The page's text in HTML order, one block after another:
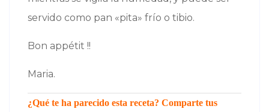
servido como pan «pita» frío o tibio.
Bon appétit !!
Maria.
¿Qué te ha parecido esta receta? Comparte tus